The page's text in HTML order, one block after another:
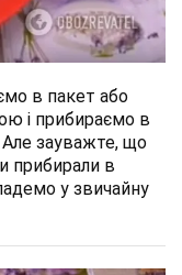
в пакет або
і прибираємо в
Але зауважте, що
прибирали в
у звичайну